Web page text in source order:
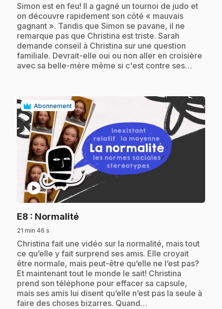
.Simon est en feu! Il a gagné un tournoi de judo et
on découvre rapidement son côté « mauvais
gagnant ». Tandis que Simon se pavane, il ne
remarque pas que Christina est triste. Sarah
demande conseil à Christina sur une question
familiale. Devrait-elle oui ou non aller en croisière
avec sa belle-mère même si c'est contre ses…
Abonnement
play_circle
E8 : Normalité.
21 min 46 s
.Christina fait une vidéo sur la normalité, mais tout
ce qu’elle y fait surprend ses amis. Elle croyait
être normale, mais peut-être qu’elle ne l’est pas?
Et maintenant tout le monde le sait! Christina
prend son téléphone pour effacer sa capsule,
mais ses amis lui disent qu’elle n’est pas la seule à
faire des choses bizarres. Quand…